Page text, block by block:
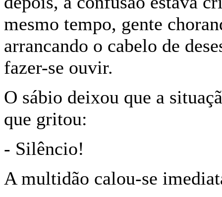
mesmo tempo, gente
arrancando o cabelo de
fazer-se ouvir.
O sábio deixou que a
que gritou:
- Silêncio!
A multidão calou-se